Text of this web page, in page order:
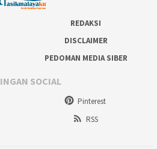
REDAKSI
DISCLAIMER
PEDOMAN MEDIA SIBER
SOCIAL
Pinterest
RSS